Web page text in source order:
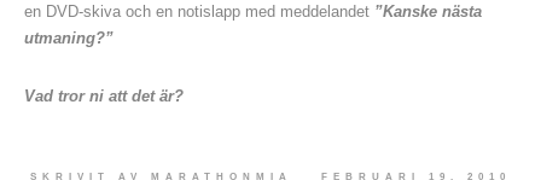
en DVD-skiva och en notislapp med meddelandet”Kanske nästa
utmaning?”
Vad tror ni att det är?
SKRIVIT AV MARATHONMIA
FEBRUARI 19, 2010